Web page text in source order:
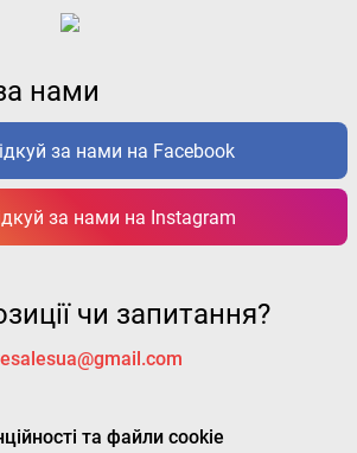
нами
за нами на Facebook
за нами на Instagram
чи запитання?
та файли cookie